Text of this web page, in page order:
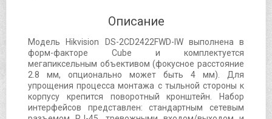
Описание
Модель Hikvision DS-2CD2422FWD-IW выполнена в
форм-факторе Cube и комплектуется
мегапиксельным объективом (фокусное расстояние
2.8 мм, опционально может быть 4 мм). Для
упрощения процесса монтажа с тыльной стороны к
корпусу крепится поворотный кронштейн. Набор
интерфейсов представлен: стандартным сетевым